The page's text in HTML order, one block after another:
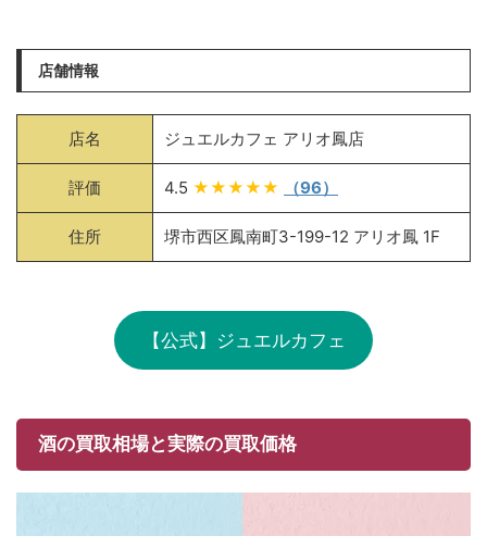
店舗情報
店名 ジュエルカフェ アリオ鳳店
評価 4.5 ★★★★★ （96）
住所 堺市西区鳳南町3-199-12 アリオ鳳 1F
【公式】ジュエルカフェ
酒の買取相場と実際の買取価格